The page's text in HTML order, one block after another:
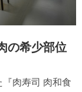
の希少部位
肉寿司 肉和食